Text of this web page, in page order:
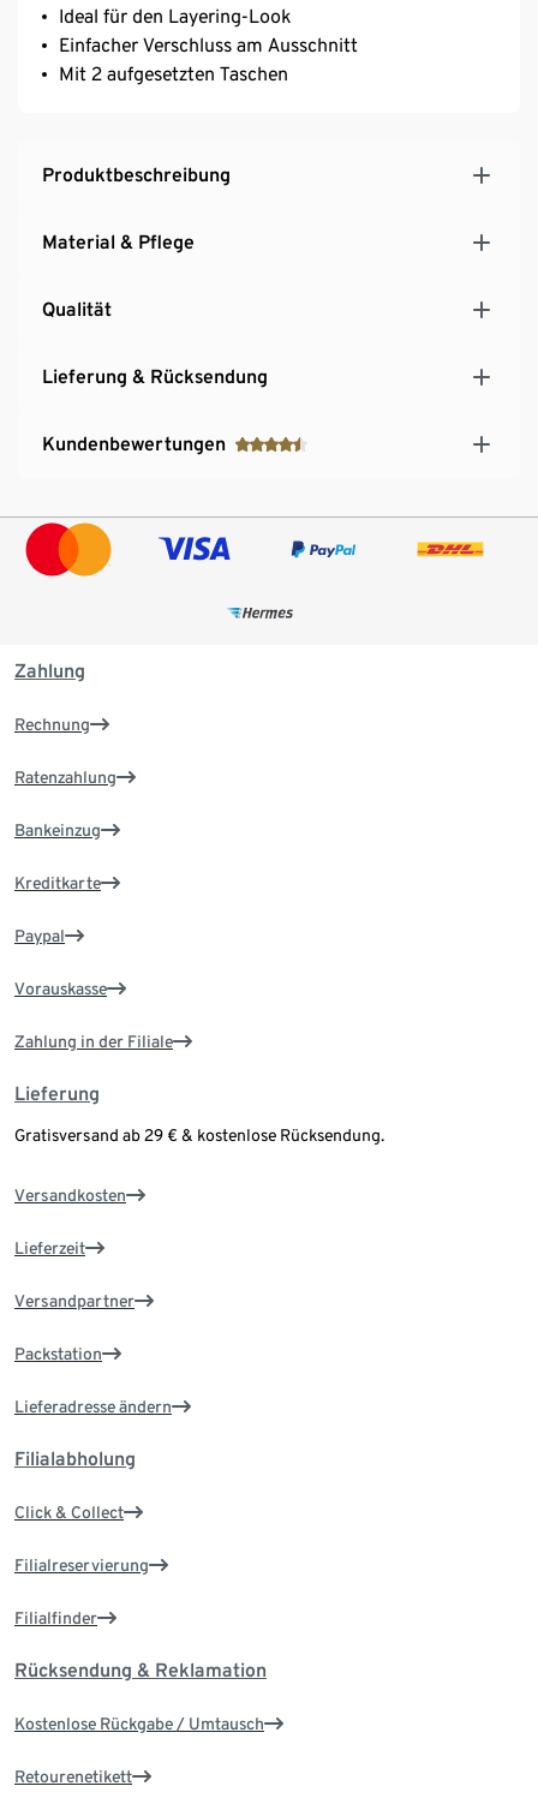
Ideal für den Layering-Look
Einfacher Verschluss am Ausschnitt
Mit 2 aufgesetzten Taschen
Produktbeschreibung
Material & Pflege
Qualität
Lieferung & Rücksendung
Kundenbewertungen
Zahlung
Rechnung
Ratenzahlung
Bankeinzug
Kreditkarte
Paypal
Vorauskasse
Zahlung in der Filiale
Lieferung
Gratisversand ab 29 € & kostenlose Rücksendung.
Versandkosten
Lieferzeit
Versandpartner
Packstation
Lieferadresse ändern
Filialabholung
Click & Collect
Filialreservierung
Filialfinder
Rücksendung & Reklamation
Kostenlose Rückgabe / Umtausch
Retourenetikett